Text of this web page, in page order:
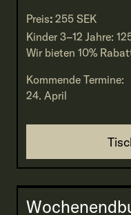
Preis: 255 SEK
Kinder 3–12 Jahre:
Wir bieten 10%
Kommende Termine:
24. April